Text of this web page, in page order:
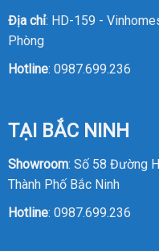
Địa chỉ: HD-159 -
Phòng
Hotline: 0987.699.236
TẠI BẮC NINH
Showroom: Số 58 Đường
Thành Phố Bắc Ninh
Hotline: 0987.699.236